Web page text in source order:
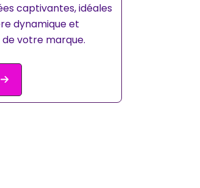
captivantes, idéales
dynamique et
votre marque.